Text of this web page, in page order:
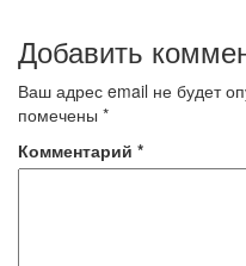
Добавить
Ваш адрес email не будет
помечены *
Комментарий *